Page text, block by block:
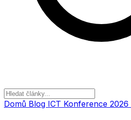
Domů Blog ICT Konference 2026